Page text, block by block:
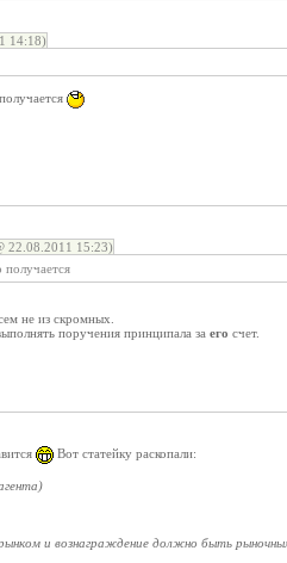
14:18)
22.08.2011 15:23)
получается
не из скромных.
поручения принципала за его счет.
Вот статейку раскопали:
и вознаграждение должно быть